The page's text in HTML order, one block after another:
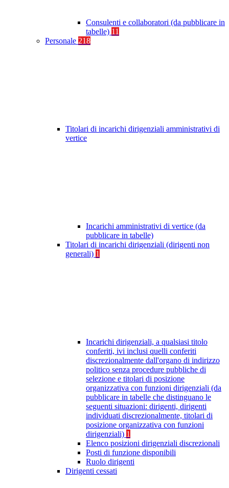
Consulenti e collaboratori (da pubblicare in
tabelle) 11
Personale 218
Titolari di incarichi dirigenziali amministrativi di
vertice
Incarichi amministrativi di vertice (da
pubblicare in tabelle)
Titolari di incarichi dirigenziali (dirigenti non
generali) 1
Incarichi dirigenziali, a qualsiasi titolo
conferiti, ivi inclusi quelli conferiti
discrezionalmente dall'organo di indirizzo
politico senza procedure pubbliche di
selezione e titolari di posizione
organizzativa con funzioni dirigenziali (da
pubblicare in tabelle che distinguano le
seguenti situazioni: dirigenti, dirigenti
individuati discrezionalmente, titolari di
posizione organizzativa con funzioni
dirigenziali) 1
Elenco posizioni dirigenziali discrezionali
Posti di funzione disponibili
Ruolo dirigenti
Dirigenti cessati